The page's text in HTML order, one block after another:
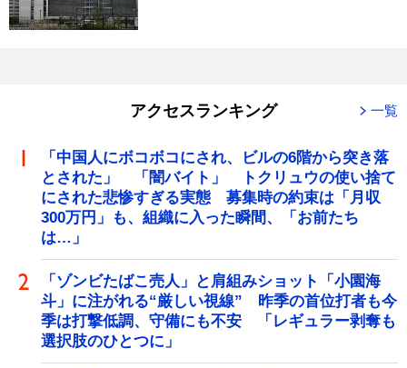
アクセスランキング 一覧
「中国人にボコボコにされ、ビルの6階から突き落
とされた」 「闇バイト」 トクリュウの使い捨て
にされた悲惨すぎる実態 募集時の約束は「月収
300万円」も、組織に入った瞬間、「お前たち
は…」
「ゾンビたばこ売人」と肩組みショット「小園海
斗」に注がれる“厳しい視線” 昨季の首位打者も今
季は打撃低調、守備にも不安 「レギュラー剥奪も
選択肢のひとつに」